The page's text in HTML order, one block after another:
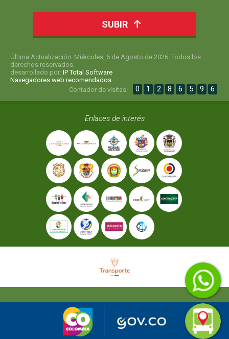
SUBIR
Última Actualización: Miércoles, 5 de Agosto de 2026. Todos los
derechos reservados.
desarrollado por: IP Total Software
Navegadores web recomendados
Contador de visitas:
0 1 2 8 6 5 9 6
Enlaces de interés